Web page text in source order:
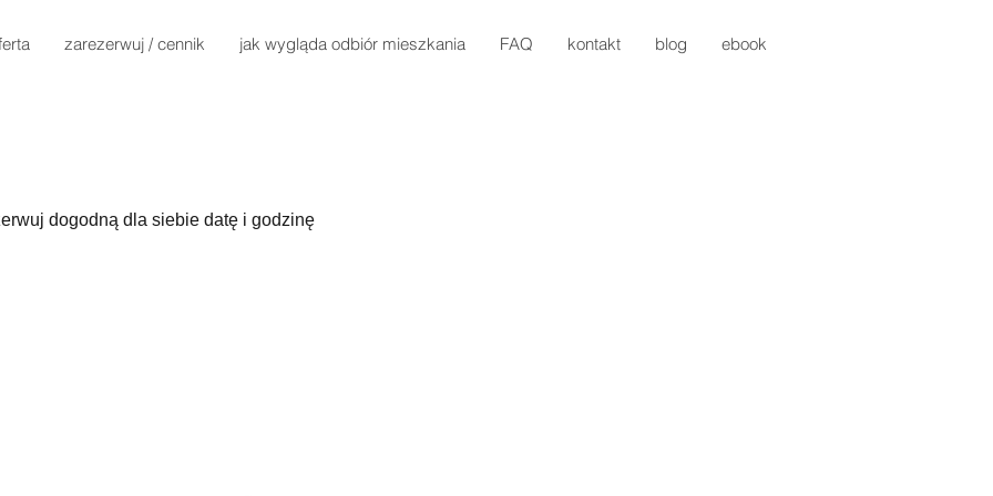
zarezerwuj / cennik jak wygląda odbiór mieszkania FAQ kontakt blog ebook
dogodną dla siebie datę i godzinę